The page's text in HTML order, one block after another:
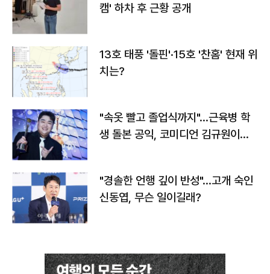
캠' 하차 후 근황 공개
13호 태풍 '돌핀'·15호 '찬홈' 현재 위
치는?
"속옷 빨고 졸업식까지"…근육병 학
생 돌본 공익, 코미디언 김규원이었
"경솔한 언행 깊이 반성"…고개 숙인
신동엽, 무슨 일이길래?